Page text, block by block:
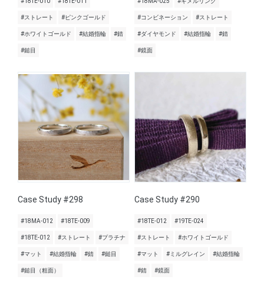
#ストレート #ピンクゴールド
#ホワイトゴールド #結婚指輪 #錆
#鎚目
#コンビネーション #ストレート
#ダイヤモンド #結婚指輪 #錆
#鏡面
Case Study #298
#18MA-012 #18TE-009
#18TE-012 #ストレート #プラチナ
#マット #結婚指輪 #錆 #鎚目
#鎚目（粗面）
Case Study #290
#18TE-012 #19TE-024
#ストレート #ホワイトゴールド
#マット #ミルグレイン #結婚指輪
#錆 #鏡面